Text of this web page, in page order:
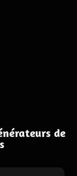
de